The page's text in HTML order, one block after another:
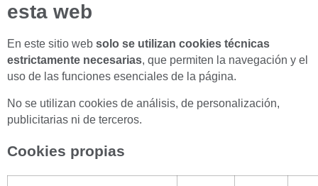
esta web
En este sitio web solo se utilizan cookies técnicas
estrictamente necesarias, que permiten la navegación y el
uso de las funciones esenciales de la página.
No se utilizan cookies de análisis, de personalización,
publicitarias ni de terceros.
Cookies propias